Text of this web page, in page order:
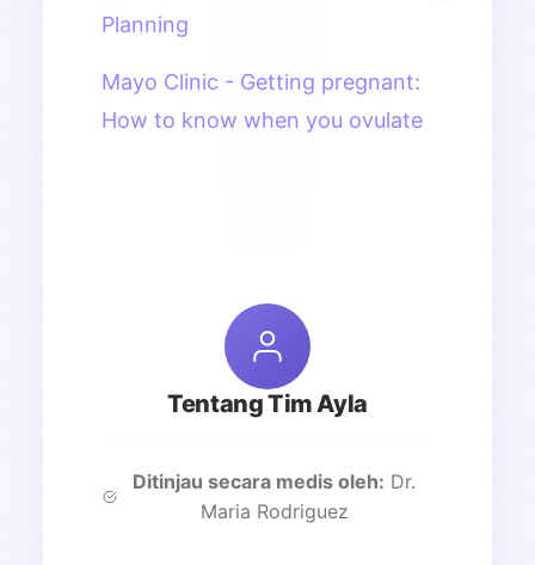
Planning
Mayo Clinic - Getting pregnant:
How to know when you ovulate
Tentang Tim Ayla
Ditinjau secara medis oleh: Dr.
Maria Rodriguez